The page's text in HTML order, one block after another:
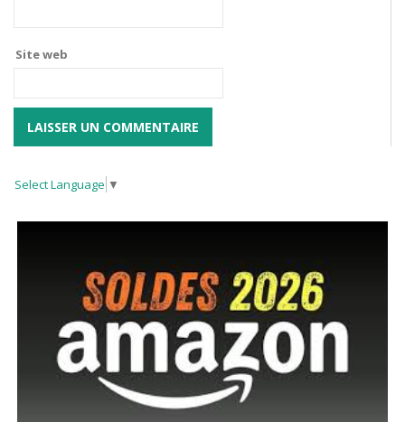
Site web
Select Language ▼